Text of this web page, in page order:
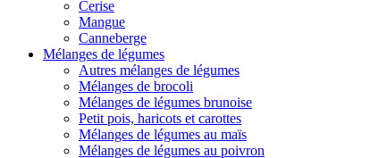
Cerise
Mangue
Canneberge
Mélanges de légumes
Autres mélanges de légumes
Mélanges de brocoli
Mélanges de légumes brunoise
Petit pois, haricots et carottes
Mélanges de légumes au maïs
Mélanges de légumes au poivron